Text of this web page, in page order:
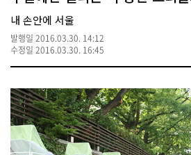
서
울
시
대
표
소
포
털
내 손안에 서울
발행일 2016.03.30. 14:12
수정일 2016.03.30. 16:45